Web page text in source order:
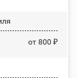
от 800 ₽